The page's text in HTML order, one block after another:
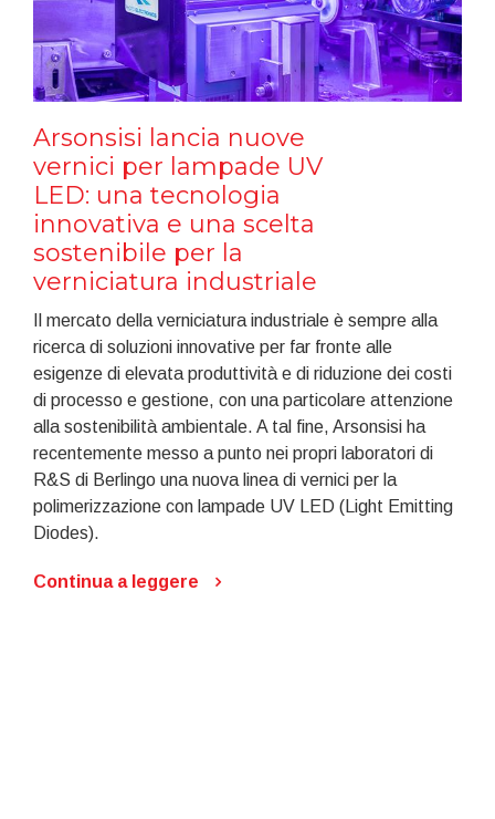
Arsonsisi lancia nuove
vernici per lampade UV
LED: una tecnologia
innovativa e una scelta
sostenibile per la
verniciatura industriale
Il mercato della verniciatura industriale è sempre alla
ricerca di soluzioni innovative per far fronte alle
esigenze di elevata produttività e di riduzione dei costi
di processo e gestione, con una particolare attenzione
alla sostenibilità ambientale. A tal fine, Arsonsisi ha
recentemente messo a punto nei propri laboratori di
R&S di Berlingo una nuova linea di vernici per la
polimerizzazione con lampade UV LED (Light Emitting
Diodes).
Continua a leggere